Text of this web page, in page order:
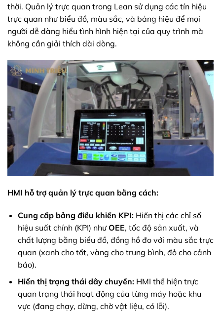
thời. Quản lý trực quan trong Lean sử dụng các tín hiệu
trực quan như biểu đồ, màu sắc, và bảng hiệu để mọi
người dễ dàng hiểu tình hình hiện tại của quy trình mà
không cần giải thích dài dòng.
HMI hỗ trợ quản lý trực quan bằng cách:
Cung cấp bảng điều khiển KPI:Hiển thị các chỉ số
hiệu suất chính (KPI) nhưOEE, tốc độ sản xuất, và
chất lượng bằng biểu đồ, đồng hồ đo với màu sắc trực
quan (xanh cho tốt, vàng cho trung bình, đỏ cho cảnh
báo).
Hiển thị trạng thái dây chuyền:HMI thể hiện trực
quan trạng thái hoạt động của từng máy hoặc khu
vực (đang chạy, dừng, chờ vật liệu, có lỗi).